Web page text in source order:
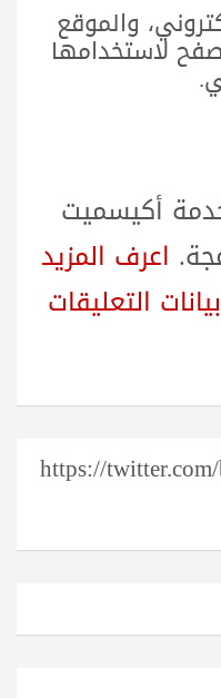
والموقع
لاستخدامها
أكيسميت
اعرف المزيد
التعليقات
https://